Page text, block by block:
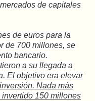
de capitales
de euros para la
de 700 millones, se
bancario.
a su llegada a
El objetivo era elevar
Nada más
150 millones